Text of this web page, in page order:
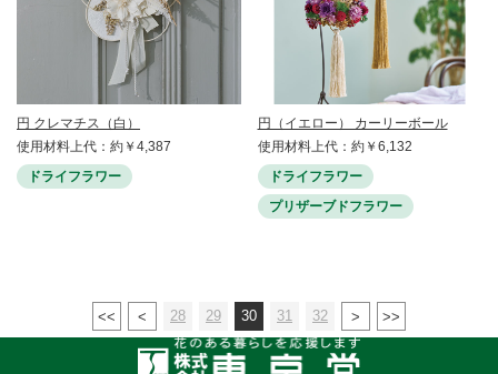
円 クレマチス（白）
使用材料上代：約￥4,387
ドライフラワー
円（イエロー） カーリーボール
使用材料上代：約￥6,132
ドライフラワー
プリザーブドフラワー
28 29 30 31 32